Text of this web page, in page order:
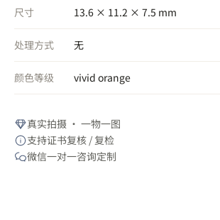
尺寸 13.6 × 11.2 × 7.5 mm
处理方式 无
颜色等级 vivid orange
真实拍摄 · 一物一图
支持证书复核 / 复检
微信一对一咨询定制